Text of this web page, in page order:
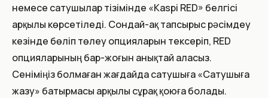
немесе сатушылар тізімінде «Kaspi RED» белгісі
арқылы көрсетіледі. Сондай-ақ тапсырыс рәсімдеу
кезінде бөліп төлеу опцияларын тексеріп, RED
опцияларының бар-жоғын анықтай аласыз.
Сеніміңіз болмаған жағдайда сатушыға «Сатушыға
жазу» батырмасы арқылы сұрақ қоюға болады.